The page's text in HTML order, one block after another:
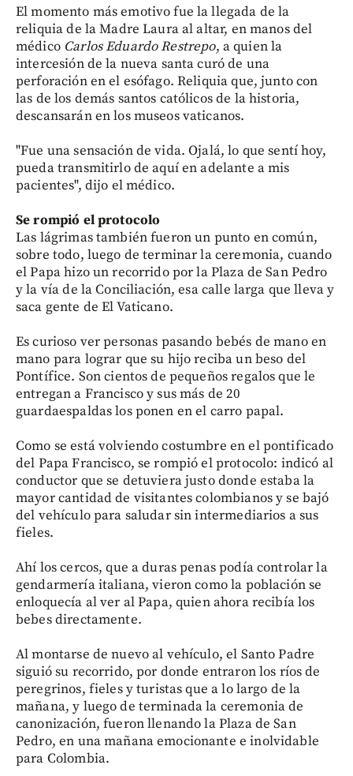
El momento más emotivo fue la llegada de la
reliquia de la Madre Laura al altar, en manos del
médico Carlos Eduardo Restrepo, a quien la
intercesión de la nueva santa curó de una
perforación en el esófago. Reliquia que, junto con
las de los demás santos católicos de la historia,
descansarán en los museos vaticanos.
"Fue una sensación de vida. Ojalá, lo que sentí hoy,
pueda transmitirlo de aquí en adelante a mis
pacientes", dijo el médico.
Se rompió el protocolo
Las lágrimas también fueron un punto en común,
sobre todo, luego de terminar la ceremonia, cuando
el Papa hizo un recorrido por la Plaza de San Pedro
y la vía de la Conciliación, esa calle larga que lleva y
saca gente de El Vaticano.
Es curioso ver personas pasando bebés de mano en
mano para lograr que su hijo reciba un beso del
Pontífice. Son cientos de pequeños regalos que le
entregan a Francisco y sus más de 20
guardaespaldas los ponen en el carro papal.
Como se está volviendo costumbre en el pontificado
del Papa Francisco, se rompió el protocolo: indicó al
conductor que se detuviera justo donde estaba la
mayor cantidad de visitantes colombianos y se bajó
del vehículo para saludar sin intermediarios a sus
fieles.
Ahí los cercos, que a duras penas podía controlar la
gendarmería italiana, vieron como la población se
enloquecía al ver al Papa, quien ahora recibía los
bebes directamente.
Al montarse de nuevo al vehículo, el Santo Padre
siguió su recorrido, por donde entraron los ríos de
peregrinos, fieles y turistas que a lo largo de la
mañana, y luego de terminada la ceremonia de
canonización, fueron llenando la Plaza de San
Pedro, en una mañana emocionante e inolvidable
para Colombia.